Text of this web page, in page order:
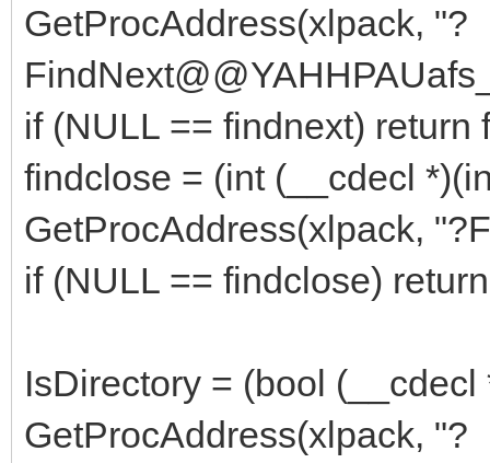
GetProcAddress(xlpack, "?
if (NULL == findnext) return
findclose = (int (__cdecl
GetProcAddress(xlpack,
if (NULL == findclose)
IsDirectory = (bool (__cdecl
GetProcAddress(xlpack, "?